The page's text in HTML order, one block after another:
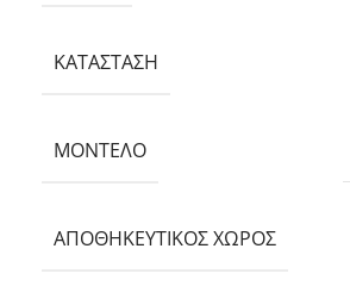
ΚΑΤΆΣΤΑΣΗ
ΜΟΝΤΈΛΟ
ΑΠΟΘΗΚΕΥΤΙΚΌΣ ΧΏΡΟΣ